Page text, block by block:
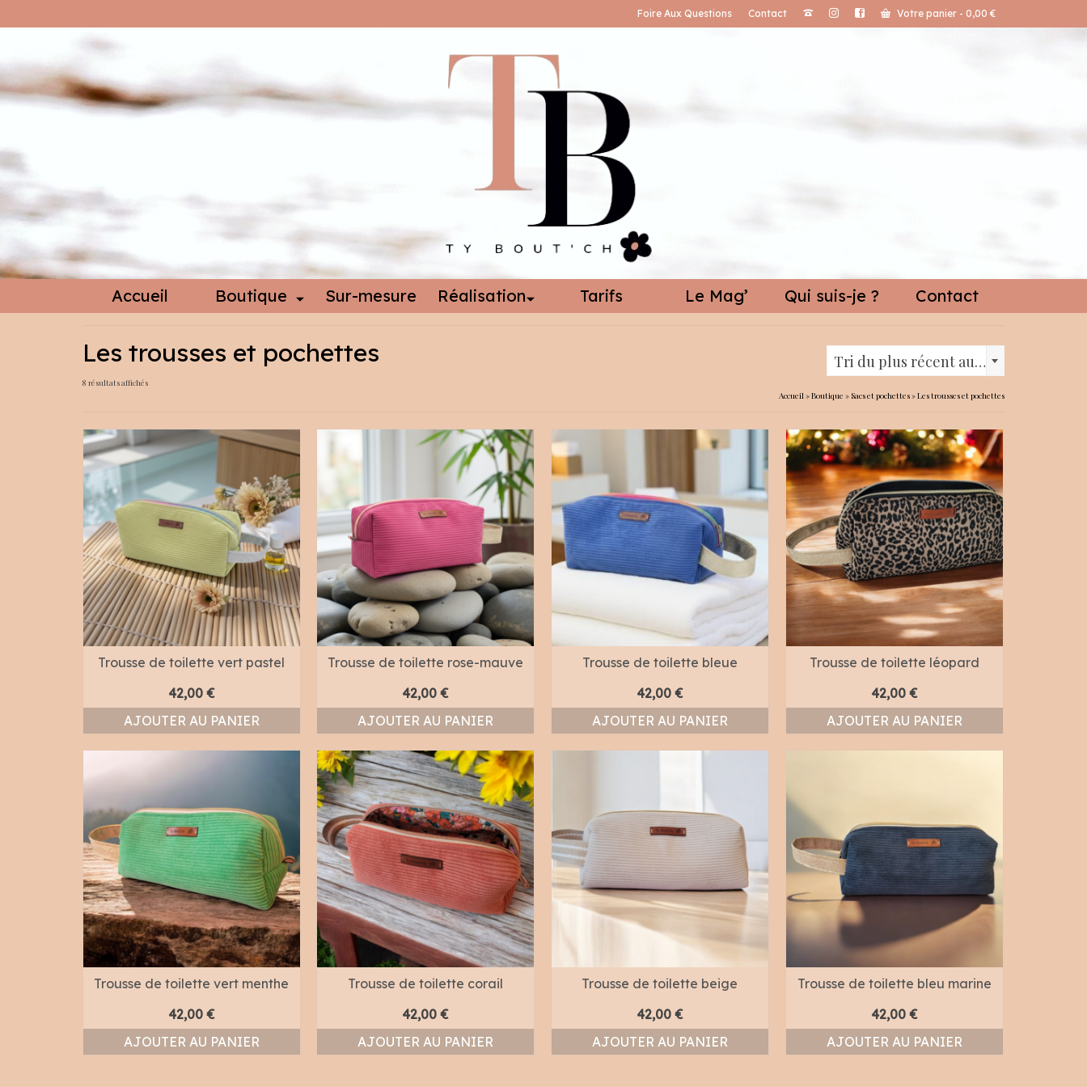
Foire Aux Questions Contact Votre panier - 0,00 €
Accueil Boutique Sur-mesure Réalisation Tarifs Le Mag’ Qui suis-je ? Contact
Les trousses et pochettes
8 résultats affichésTrié
récent
au
plus
ancien
Tri du plus récent au plus ancien
Accueil»Boutique » Sacs et pochettes»Les trousses et pochettes
Trousse de toilette vert pastel
42,00 €
AJOUTER AU PANIER
Trousse de toilette rose-mauve
42,00 €
AJOUTER AU PANIER
Trousse de toilette bleue
42,00 €
AJOUTER AU PANIER
Trousse de toilette léopard
42,00 €
AJOUTER AU PANIER
Trousse de toilette vert menthe
42,00 €
AJOUTER AU PANIER
Trousse de toilette corail
42,00 €
AJOUTER AU PANIER
Trousse de toilette beige
42,00 €
AJOUTER AU PANIER
Trousse de toilette bleu marine
42,00 €
AJOUTER AU PANIER